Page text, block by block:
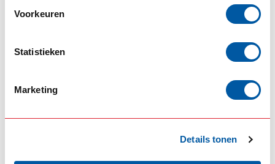
Voorkeuren
Statistieken
Marketing
Details tonen
Technologie
€59,50
Auf Lager
€59,50